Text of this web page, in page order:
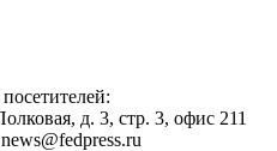
д. 3, стр. 3, офис 211
news@fedpress.ru